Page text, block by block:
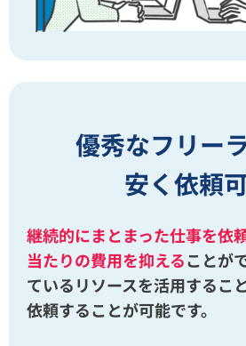
優秀なフリー
安く依頼
継続的にまとまった仕事を依
当たりの費用を抑えることが
ているリソースを活用するこ
依頼することが可能です。